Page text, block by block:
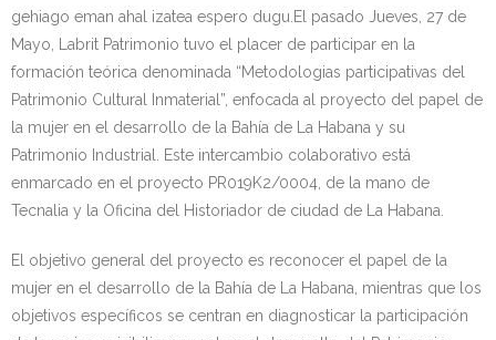
gehiago eman ahal izatea espero dugu.El pasado Jueves, 27 de
Mayo, Labrit Patrimonio tuvo el placer de participar en la
formación teórica denominada “Metodologias participativas del
Patrimonio Cultural Inmaterial”, enfocada al proyecto del papel de
la mujer en el desarrollo de la Bahía de La Habana y su
Patrimonio Industrial. Este intercambio colaborativo está
enmarcado en el proyecto PR019K2/0004, de la mano de
Tecnalia y la Oficina del Historiador de ciudad de La Habana.
El objetivo general del proyecto es reconocer el papel de la
mujer en el desarrollo de la Bahía de La Habana, mientras que los
objetivos específicos se centran en diagnosticar la participación